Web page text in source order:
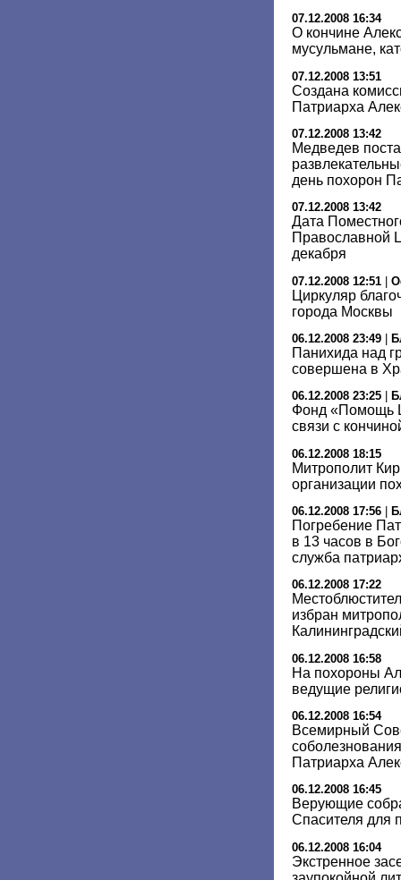
07.12.2008 16:34
О кончине
мусульмане,
07.12.2008 13:51
Создана
Патриарха
07.12.2008 13:42
Медведев
день похорон
07.12.2008 13:42
Дата
Православной
декабря
07.12.2008 12:51 |
Циркуляр
города Москвы
06.12.2008 23:49
Панихида над
совершена в
06.12.2008 23:25
Фонд «Помощь
связи с
06.12.2008 18:15
Митрополит
организации
06.12.2008 17:56
Погребение
в 13 часов в
служба
06.12.2008 17:22
избран
06.12.2008 16:58
На похороны
ведущие
06.12.2008 16:54
Всемирный
Патриарха
06.12.2008 16:45
Верующие
Спасителя для
06.12.2008 16:04
Экстренное